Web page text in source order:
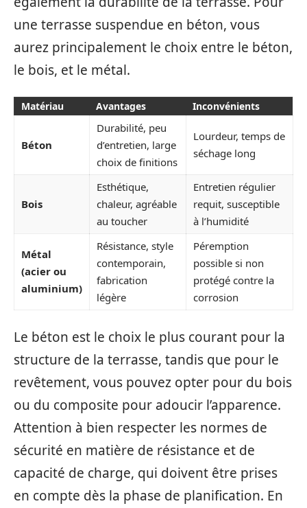
une terrasse suspendue en béton, vous
aurez principalement le choix entre le béton,
le bois, et le métal.
Matériau Avantages Inconvénients
Béton
Durabilité, peu
d’entretien, large
choix de finitions
Lourdeur, temps de
séchage long
Bois
Esthétique,
chaleur, agréable
au toucher
Entretien régulier
requit, susceptible
à l’humidité
Métal
(acier ou
aluminium)
Résistance, style
contemporain,
fabrication
légère
Péremption
possible si non
protégé contre la
corrosion
Le béton est le choix le plus courant pour la
structure de la terrasse, tandis que pour le
revêtement, vous pouvez opter pour du bois
ou du composite pour adoucir l’apparence.
Attention à bien respecter les normes de
sécurité en matière de résistance et de
capacité de charge, qui doivent être prises
en compte dès la phase de planification. En